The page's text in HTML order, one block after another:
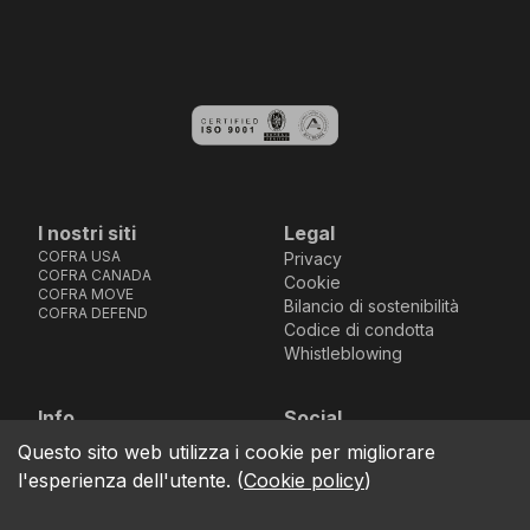
I nostri siti
COFRA USA
COFRA CANADA
COFRA MOVE
COFRA DEFEND
Legal
Privacy
Cookie
Bilancio di sostenibilità
Codice di condotta
Whistleblowing
Info
location_on
Via dell’Euro 53-57-59,
76121 Barletta - BT -
ITALIA
Social
Facebook
Instagram
Youtube
LinkedIn
Questo sito web utilizza i cookie per migliorare
l'esperienza dell'utente. (Cookie policy)